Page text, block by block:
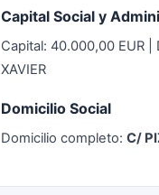
Capital Social y
Capital: 40.000,00 EUR
XAVIER
Domicilio Social
Domicilio completo: C/